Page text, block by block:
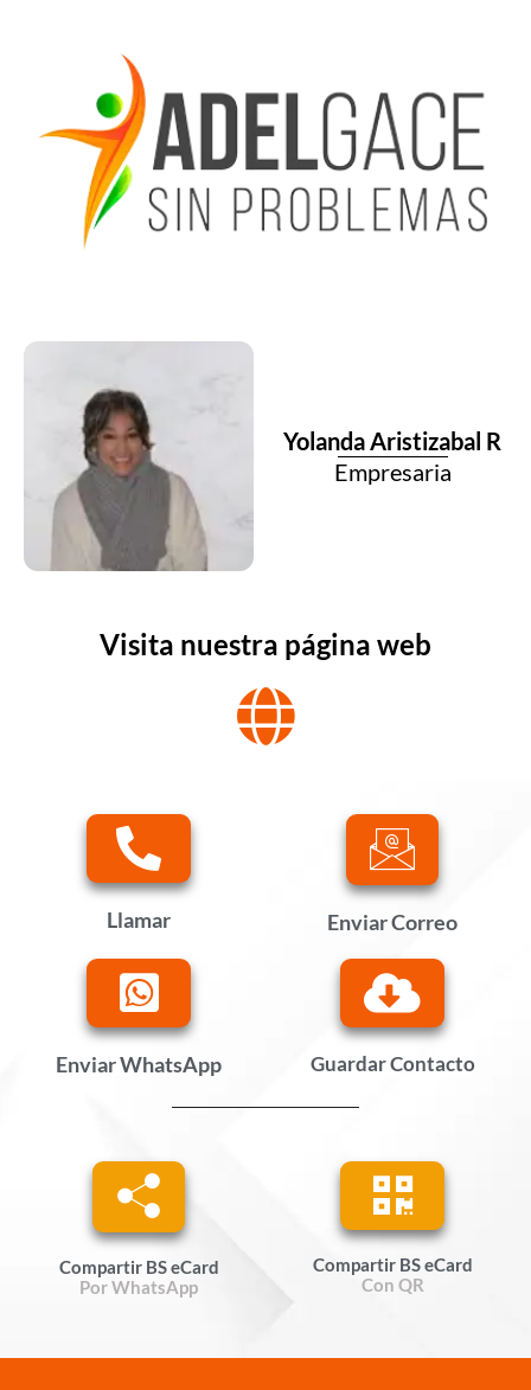
Yolanda Aristizabal R
Empresaria
Visita nuestra página web
Llamar Enviar Correo
Enviar WhatsApp Guardar Contacto
Compartir BS eCard
Por WhatsApp
Compartir BS eCard
Con QR